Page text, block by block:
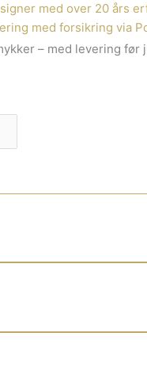
med over 20 års
med forsikring via
– med levering før